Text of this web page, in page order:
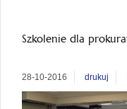
Szkolenie dla
28-10-2016 drukuj